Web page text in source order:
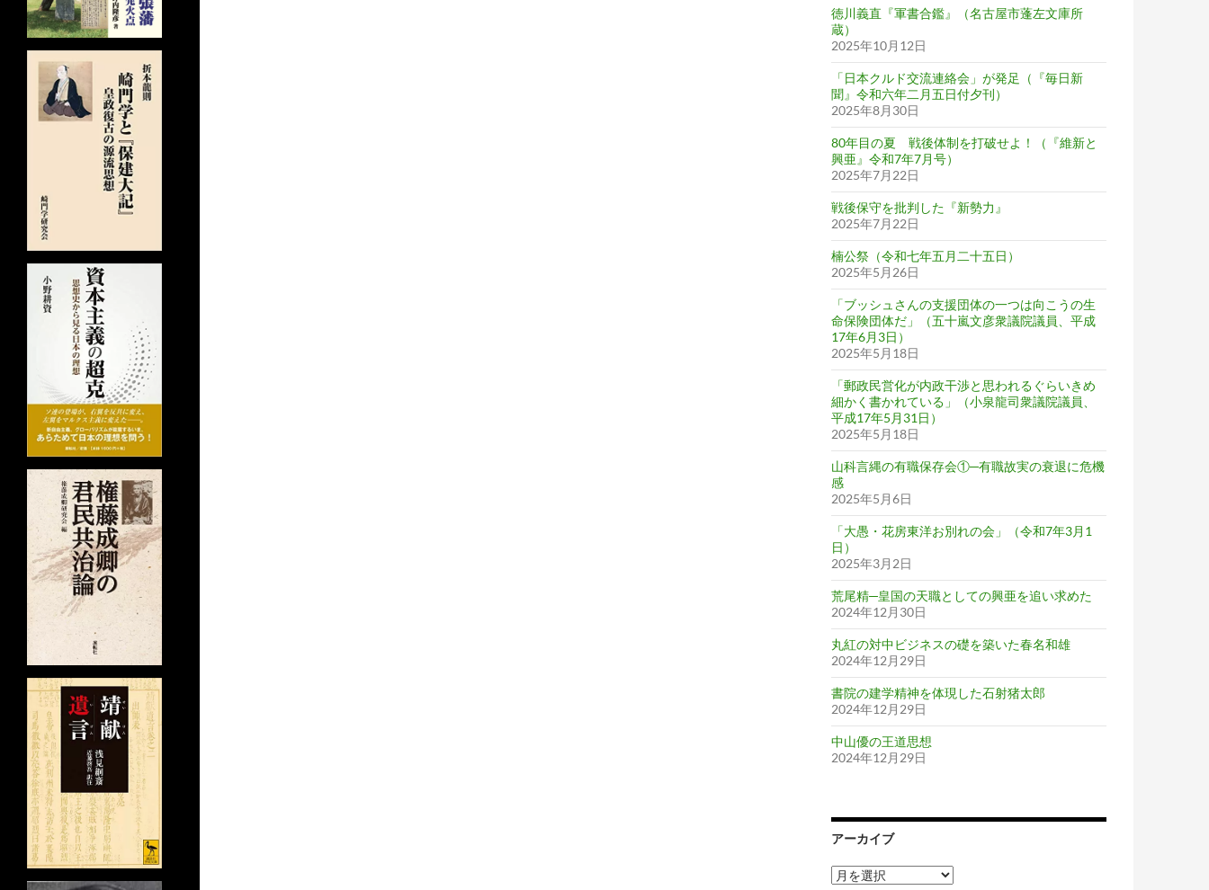
徳川義直『軍書合鑑』（名古屋市蓬左文庫所
蔵）
2025年10月12日
「日本クルド交流連絡会」が発足（『毎日新
聞』令和六年二月五日付夕刊）
2025年8月30日
80年目の夏 戦後体制を打破せよ！（『維新と
興亜』令和7年7月号）
2025年7月22日
戦後保守を批判した『新勢力』
2025年7月22日
楠公祭（令和七年五月二十五日）
2025年5月26日
「ブッシュさんの支援団体の一つは向こうの生
命保険団体だ」（五十嵐文彦衆議院議員、平成
17年6月3日）
2025年5月18日
「郵政民営化が内政干渉と思われるぐらいきめ
細かく書かれている」（小泉龍司衆議院議員、
平成17年5月31日）
2025年5月18日
山科言縄の有職保存会①─有職故実の衰退に危機
感
2025年5月6日
「大愚・花房東洋お別れの会」（令和7年3月1
日）
2025年3月2日
荒尾精─皇国の天職としての興亜を追い求めた
2024年12月30日
丸紅の対中ビジネスの礎を築いた春名和雄
2024年12月29日
書院の建学精神を体現した石射猪太郎
2024年12月29日
中山優の王道思想
2024年12月29日
アーカイブ
ア